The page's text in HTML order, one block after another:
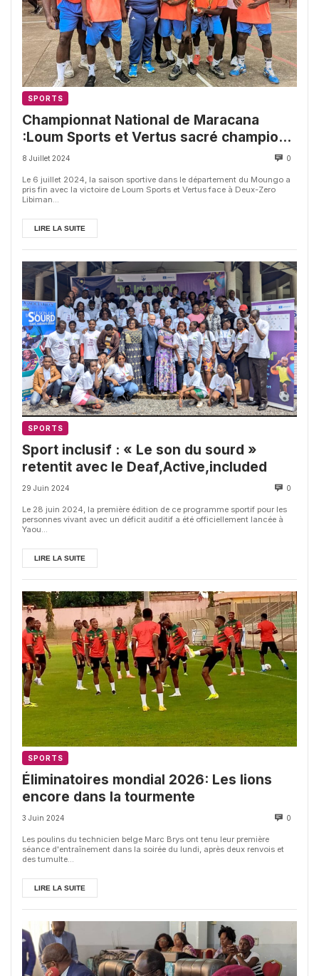
SPORTS
Championnat National de Maracana
:Loum Sports et Vertus sacré champion
départemental
8 Juillet 2024 0
Le 6 juillet 2024, la saison sportive dans le département du Moungo a
pris fin avec la victoire de Loum Sports et Vertus face à Deux-Zero
Libiman...
LIRE LA SUITE
SPORTS
Sport inclusif : « Le son du sourd »
retentit avec le Deaf,Active,included
29 Juin 2024 0
Le 28 juin 2024, la première édition de ce programme sportif pour les
personnes vivant avec un déficit auditif a été officiellement lancée à
Yaou...
LIRE LA SUITE
SPORTS
Éliminatoires mondial 2026: Les lions
encore dans la tourmente
3 Juin 2024 0
Les poulins du technicien belge Marc Brys ont tenu leur première
séance d'entraînement dans la soirée du lundi, après deux renvois et
des tumulte...
LIRE LA SUITE